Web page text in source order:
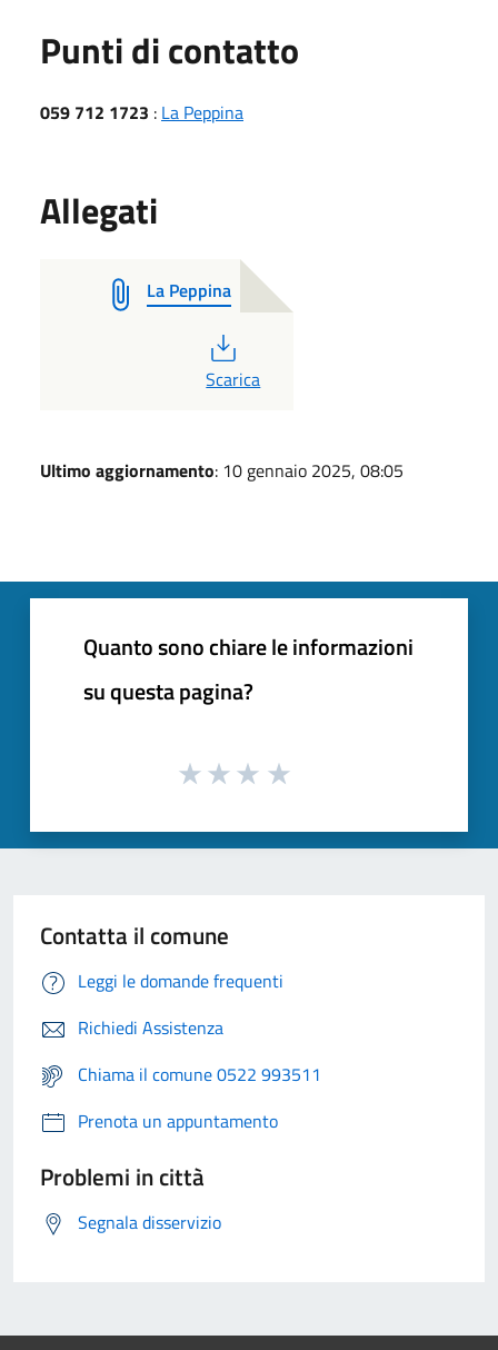
Punti di contatto
059 712 1723 : La Peppina
Allegati
La Peppina
PDF
Scarica
Ultimo aggiornamento: 10 gennaio 2025, 08:05
Quanto sono chiare le informazioni
su questa pagina?
Contatta il comune
Leggi le domande frequenti
Richiedi Assistenza
Chiama il comune 0522 993511
Prenota un appuntamento
Problemi in città
Segnala disservizio